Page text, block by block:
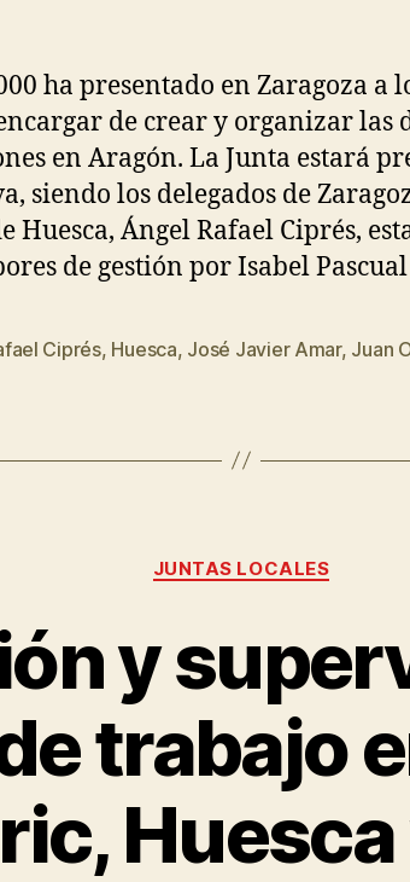
ha presentado en Zaragoza a
de crear y organizar las
en Aragón. La Junta estará
siendo los delegados de
Huesca, Ángel Rafael Ciprés,
de gestión por Isabel
Ciprés, Huesca, José Javier Amar, Juan
JUNTAS LOCALES
y
trabajo